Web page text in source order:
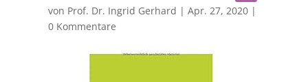
von Prof. Dr. Ingrid Gerhard | Apr. 27, 2020|
0 Kommentare